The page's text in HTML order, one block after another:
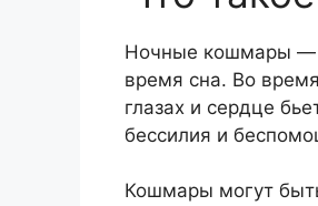
Ночные кошмары —
время сна. Во
глазах и сердце
бессилия и
Кошмары могут